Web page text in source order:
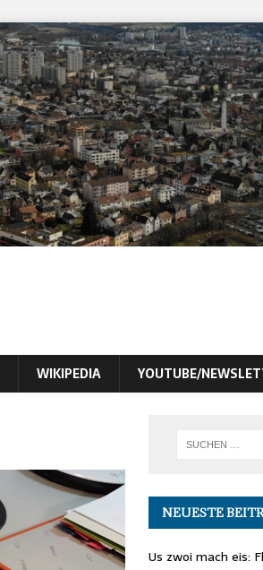
WIKIPEDIA YOUTUBE/
NEUESTE
Us zwoi mach eis: